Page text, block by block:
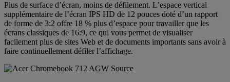
Plus de surface d’écran, moins de défilement. L’espace vertical
supplémentaire de l’écran IPS HD de 12 pouces doté d’un rapport
de forme de 3:2 offre 18 % plus d’espace pour travailler que les
écrans classiques de 16:9, ce qui vous permet de visualiser
facilement plus de sites Web et de documents importants sans avoir à
faire continuellement défiler l’affichage.